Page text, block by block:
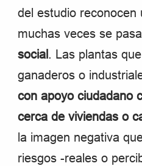
del estudio reconocen
muchas veces se
social . Las plantas
ganaderos o
con apoyo ciudadano
cerca de viviendas o
la imagen negativa
riesgos -reales o